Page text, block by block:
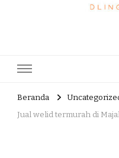
Beranda
Jual welid termurah di